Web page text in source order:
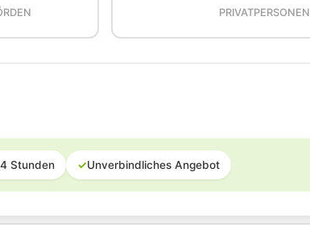
PRIVATPERSONEN
Stunden ✓Unverbindliches Angebot